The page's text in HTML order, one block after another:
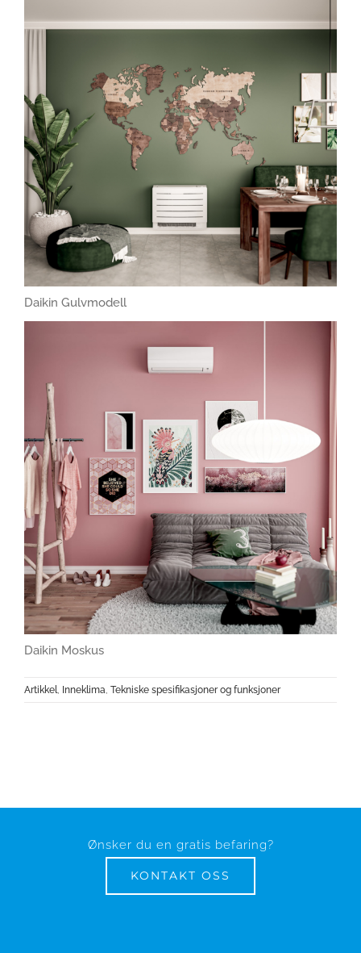
Daikin Gulvmodell
Daikin Moskus
Artikkel Inneklima Tekniske spesifikasjoner og funksjoner
Ønsker du en gratis befaring?
KONTAKT OSS